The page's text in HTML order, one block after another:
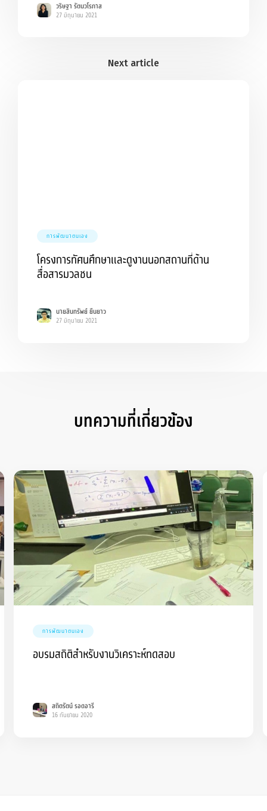
วริษฐา รัตนวโรภาส
27 มิถุนายน 2021
การพัฒนาตนเอง
โครงการทัศนศึกษาและดูงานนอกสถานที่ด้าน
สื่อสารมวลชน
นายสินทรัพย์ ยืนยาว
27 มิถุนายน 2021
บทความที่เกี่ยวข้อง
การพัฒนาตนเอง
อบรมสถิติสำหรับงานวิเคราะห์ทดสอบ
สถิตรัตน์ รอดอารี
16 กันยายน 2020